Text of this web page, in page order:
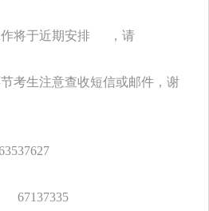
将于近期安排 ，请
考生注意查收短信或邮件，谢
67137335